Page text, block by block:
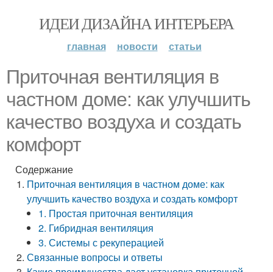
ИДЕИ ДИЗАЙНА ИНТЕРЬЕРА
главная новости статьи
Приточная вентиляция в
частном доме: как улучшить
качество воздуха и создать
комфорт
Содержание
Приточная вентиляция в частном доме: как
улучшить качество воздуха и создать комфорт
1. Простая приточная вентиляция
2. Гибридная вентиляция
3. Системы с рекуперацией
Связанные вопросы и ответы